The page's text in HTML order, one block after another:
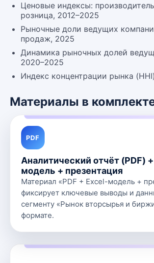
Ценовые индексы:
розница, 2012–2025
Рыночные доли ведущих
продаж, 2025
Динамика рыночных долей
2020–2025
Индекс концентрации рынка
Материалы в
PDF
Аналитический отчёт (PDF)
модель + презентация
Материал «PDF + Excel-модель +
фиксирует ключевые выводы и
сегменту «Рынок вторсырья и
формате.